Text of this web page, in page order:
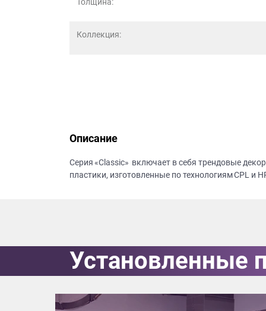
Коллекция:
Описание
Серия «Classic» включает в себя трендовые
пластики, изготовленные по технологиям CPL и
Установленные